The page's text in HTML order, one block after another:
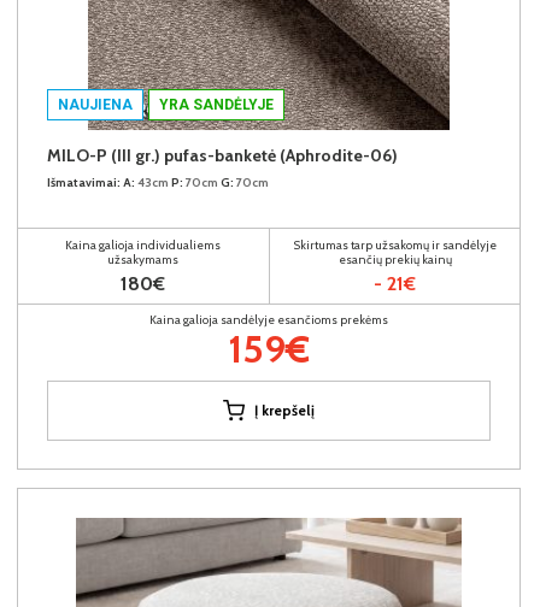
NAUJIENA YRA SANDĖLYJE
MILO-P (III gr.) pufas-banketė (Aphrodite-06)
Išmatavimai: A: 43cm P: 70cm G: 70cm
Kaina galioja individualiems
užsakymams
180€
Skirtumas tarp užsakomų ir sandėlyje
esančių prekių kainų
- 21€
Kaina galioja sandėlyje esančioms prekėms
159€
Į krepšelį